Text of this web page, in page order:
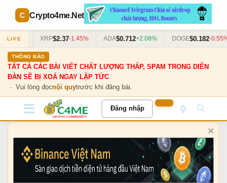
Crypto4me.Net
LIVE
+0.63% XRP $2.37-1.45% ADA$0.712+2.08% DOGE$0.182-0.55%
THÔNG BÁO
TẤT CẢ CÁC BÀI VIẾT CHẤT LƯỢNG THẤP, SPAM TRONG DIỄN
ĐÀN SẼ BỊ XOÁ NGAY LẬP TỨC
· Vui lòng đọcnội quytrước khi đăng bài.
Đăng nhập